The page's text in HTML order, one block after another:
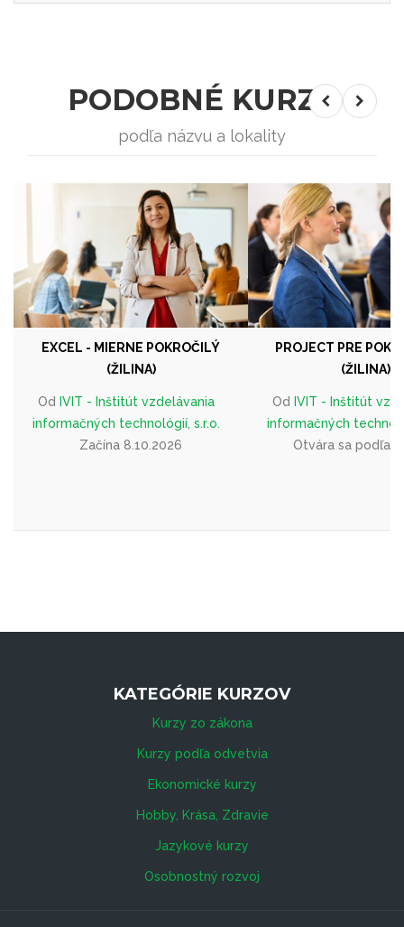
PODOBNÉ KURZY
podľa názvu a lokality
EXCEL - MIERNE POKROČILÝ
(ŽILINA)
Od IVIT - Inštitút vzdelávania
informačných technológií, s.r.o.
Začína 8.10.2026
PROJECT PRE
(ŽILINA)
Od IVIT - Inštitút
informačných
Otvára sa podľa
KATEGÓRIE KURZOV
Kurzy zo zákona
Kurzy podľa odvetvia
Ekonomické kurzy
Hobby, Krása, Zdravie
Jazykové kurzy
Osobnostný rozvoj